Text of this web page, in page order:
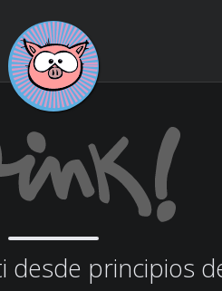
desde principios